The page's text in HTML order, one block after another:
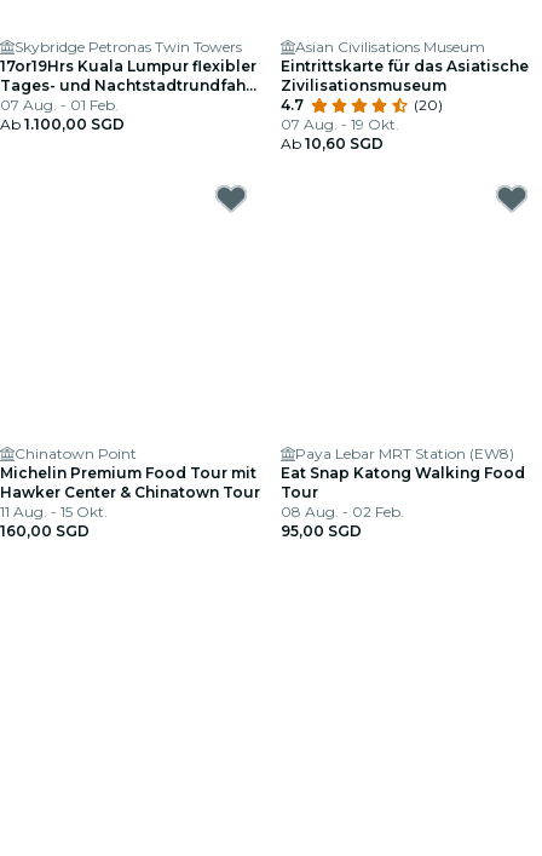
Skybridge Petronas Twin Towers
17or19Hrs Kuala Lumpur flexibler
Tages- und Nachtstadtrundfahrt
von Singapur mit Tourguide
07 Aug. - 01 Feb.
Ab 1.100,00 SGD
Asian Civilisations Museum
Eintrittskarte für das Asiatische
Zivilisationsmuseum
4.7
(20)
07 Aug. - 19 Okt.
Ab 10,60 SGD
Chinatown Point
Michelin Premium Food Tour mit
Hawker Center & Chinatown Tour
11 Aug. - 15 Okt.
160,00 SGD
Paya Lebar MRT Station (EW8)
Eat Snap Katong Walking Food
Tour
08 Aug. - 02 Feb.
95,00 SGD